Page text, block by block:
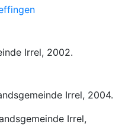
Irrel, 2002.
Irrel, 2004.
Irrel,